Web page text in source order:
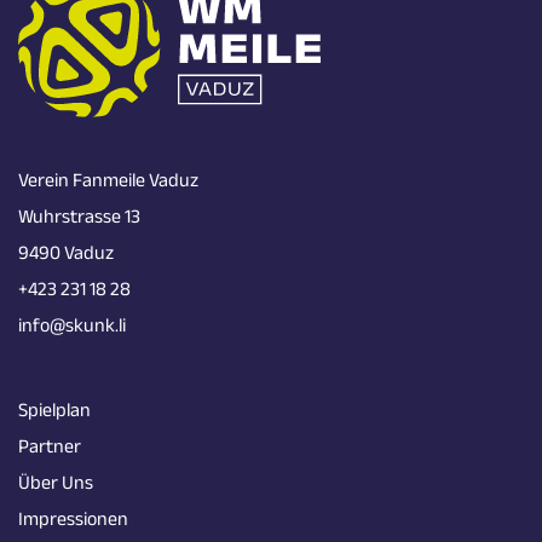
Verein Fanmeile Vaduz
Wuhrstrasse 13
9490 Vaduz
+423 231 18 28
info@skunk.li
Spielplan
Partner
Über Uns
Impressionen